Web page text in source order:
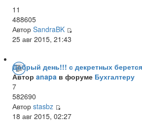
11
488605
Автор SandraBK
25 авг 2015, 21:43
Добрый день!!! с декретных
Автор anapa в форуме Бухгалтеру
7
582690
Автор stasbz
18 авг 2015, 02:27